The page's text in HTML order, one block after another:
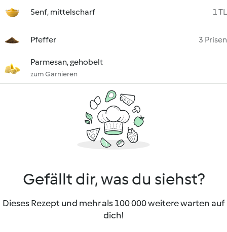
Senf, mittelscharf 1 TL
Pfeffer 3 Prisen
Parmesan, gehobelt
zum Garnieren
Gefällt dir, was du siehst?
Dieses Rezept und mehr als 100 000 weitere warten auf
dich!